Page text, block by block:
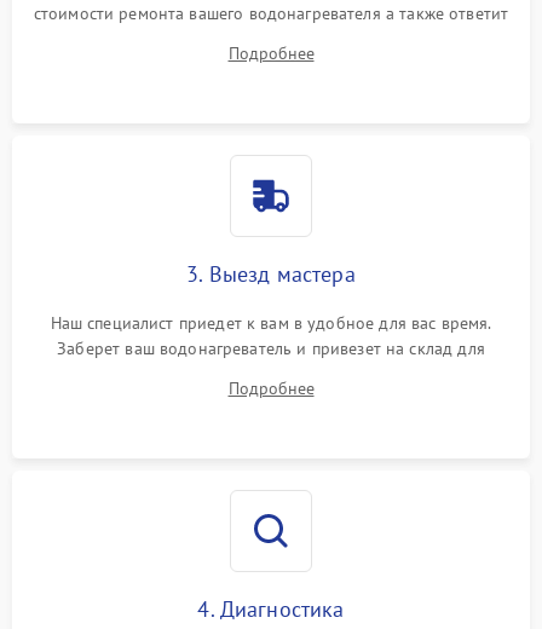
стоимости ремонта вашего водонагревателя а также ответит
Подробнее
3. Выезд мастера
Наш специалист приедет к вам в удобное для вас время.
Заберет ваш водонагреватель и привезет на склад для
Подробнее
4. Диагностика